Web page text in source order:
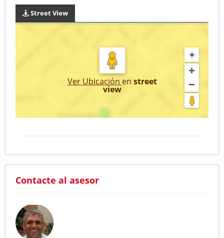
Street View
Ver Ubicación en street
view
Contacte al asesor